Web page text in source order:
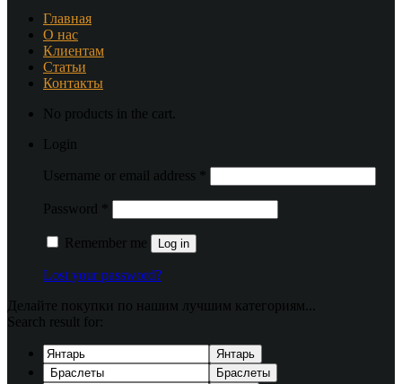
Главная
О нас
Клиентам
Статьи
Контакты
No products in the cart.
Login
Username or email address
Password
Remember me Log in
Lost your password?
Делайте покупки по нашим лучшим категориям...
Search result for:
Янтарь
Браслеты